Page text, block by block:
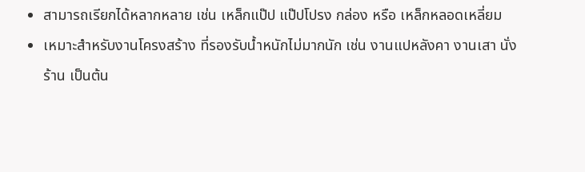
สามารถเรียกได้หลากหลาย เช่น เหล็กแป๊ป แป๊ปโปรง กล่อง หรือ เหล็กหลอดเหลี่ยม
เหมาะสำหรับงานโครงสร้าง ที่รองรับน้ำหนักไม่มากนัก เช่น งานแปหลังคา งานเสา นั่ง
ร้าน เป็นต้น